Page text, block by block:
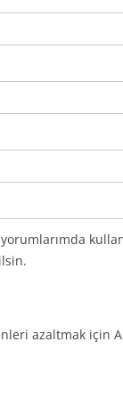
azaltmak için